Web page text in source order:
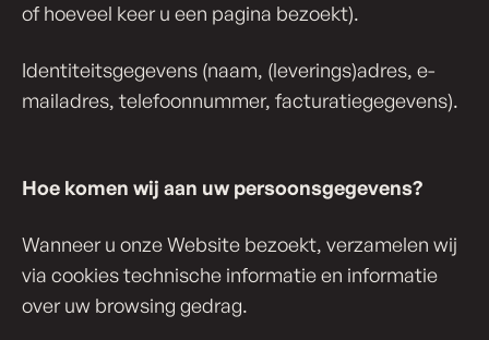
of hoeveel keer u een pagina bezoekt).
Identiteitsgegevens (naam, (leverings)adres, e-
mailadres, telefoonnummer, facturatiegegevens).
Hoe komen wij aan uw per­soons­ge­ge­vens?
Wanneer u onze Website bezoekt, verzamelen wij
via cookies technische informatie en informatie
over uw browsing gedrag.